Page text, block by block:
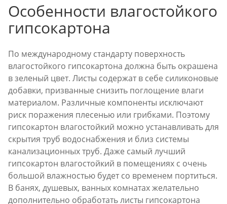
Особенности влагостойкого
гипсокартона
По международному стандарту поверхность
влагостойкого гипсокартона должна быть окрашена
в зеленый цвет. Листы содержат в себе силиконовые
добавки, призванные снизить поглощение влаги
материалом. Различные компоненты исключают
риск поражения плесенью или грибками. Поэтому
гипсокартон влагостойкий можно устанавливать для
скрытия труб водоснабжения и близ системы
канализационных труб. Даже самый лучший
гипсокартон влагостойкий в помещениях с очень
большой влажностью будет со временем портиться.
В банях, душевых, ванных комнатах желательно
дополнительно обработать листы гипсокартона